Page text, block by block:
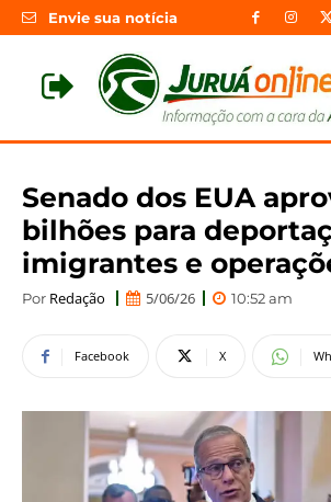
Envie sua notícia
Senado dos EUA
bilhões para
imigrantes e
Por Redação 5/06/26 10:52 am
Facebook X